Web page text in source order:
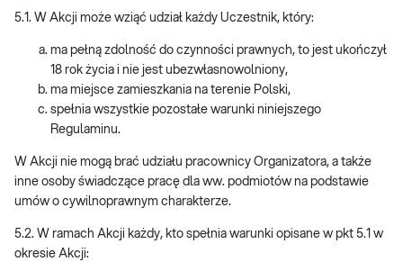
5.1. W Akcji może wziąć udział każdy Uczestnik, który:
ma pełną zdolność do czynności prawnych, to jest ukończył
18 rok życia i nie jest ubezwłasnowolniony,
ma miejsce zamieszkania na terenie Polski,
spełnia wszystkie pozostałe warunki niniejszego
Regulaminu.
W Akcji nie mogą brać udziału pracownicy Organizatora, a także
inne osoby świadczące pracę dla ww. podmiotów na podstawie
umów o cywilnoprawnym charakterze.
5.2. W ramach Akcji każdy, kto spełnia warunki opisane w pkt 5.1 w
okresie Akcji: